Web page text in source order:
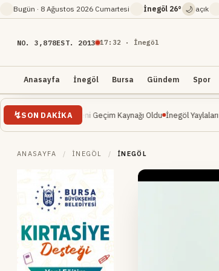
Bugün · 8 Ağustos 2026 Cumartesi İnegöl 26° 🌙 açık
NO. 3,878EST. 2013 17: 32 · İnegöl
Anasayfa İnegöl Bursa Gündem Spor
SON DAKIKA
Yeni Geçim Kaynağı Oldu İnegöl Yaylaları Sıcak
ANASAYFA / İNEGÖL / İNEGÖL